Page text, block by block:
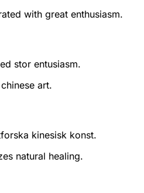
with great enthusiasm.
stor entusiasm.
art.
kinesisk konst.
natural healing.